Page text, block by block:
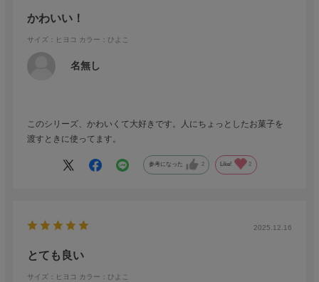
かわいい！
サイズ：ヒヨコ カラー：ひよこ
名無し
このシリーズ、かわいくて大好きです。人にちょっとしたお菓子を
渡すときに使ってます。
参考になった 2 Like! 2
2025.12.16
とても良い
サイズ：ヒヨコ カラー：ひよこ